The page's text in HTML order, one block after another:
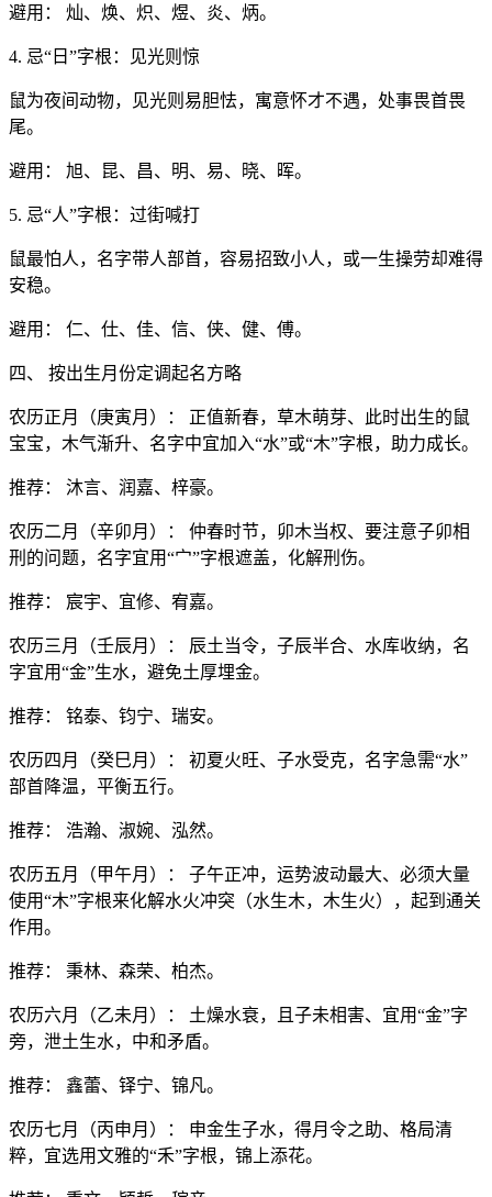
避用： 灿、焕、炽、煜、炎、炳。
4. 忌“日”字根：见光则惊
鼠为夜间动物，见光则易胆怯，寓意怀才不遇，处事畏首畏
尾。
避用： 旭、昆、昌、明、易、晓、晖。
5. 忌“人”字根：过街喊打
鼠最怕人，名字带人部首，容易招致小人，或一生操劳却难得
安稳。
避用： 仁、仕、佳、信、侠、健、傅。
四、 按出生月份定调起名方略
农历正月（庚寅月）： 正值新春，草木萌芽、此时出生的鼠
宝宝，木气渐升、名字中宜加入“水”或“木”字根，助力成长。
推荐： 沐言、润嘉、梓豪。
农历二月（辛卯月）： 仲春时节，卯木当权、要注意子卯相
刑的问题，名字宜用“宀”字根遮盖，化解刑伤。
推荐： 宸宇、宜修、宥嘉。
农历三月（壬辰月）： 辰土当令，子辰半合、水库收纳，名
字宜用“金”生水，避免土厚埋金。
推荐： 铭泰、钧宁、瑞安。
农历四月（癸巳月）： 初夏火旺、子水受克，名字急需“水”
部首降温，平衡五行。
推荐： 浩瀚、淑婉、泓然。
农历五月（甲午月）： 子午正冲，运势波动最大、必须大量
使用“木”字根来化解水火冲突（水生木，木生火），起到通关
作用。
推荐： 秉林、森荣、柏杰。
农历六月（乙未月）： 土燥水衰，且子未相害、宜用“金”字
旁，泄土生水，中和矛盾。
推荐： 鑫蕾、铎宁、锦凡。
农历七月（丙申月）： 申金生子水，得月令之助、格局清
粹，宜选用文雅的“禾”字根，锦上添花。